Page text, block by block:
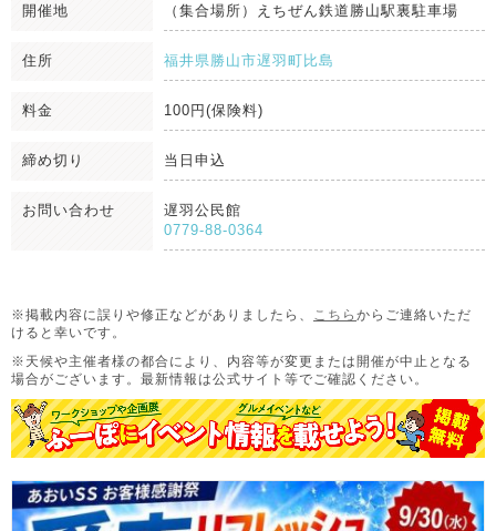
開催地 （集合場所）えちぜん鉄道勝山駅裏駐車場
住所 福井県勝山市遅羽町比島
料金 100円(保険料)
締め切り 当日申込
お問い合わせ
遅羽公民館
0779-88-0364
※掲載内容に誤りや修正などがありましたら、 こちら からご連絡いただ
けると幸いです。
※天候や主催者様の都合により、内容等が変更または開催が中止となる
場合がございます。 最新情報は公式サイト等でご確認ください。